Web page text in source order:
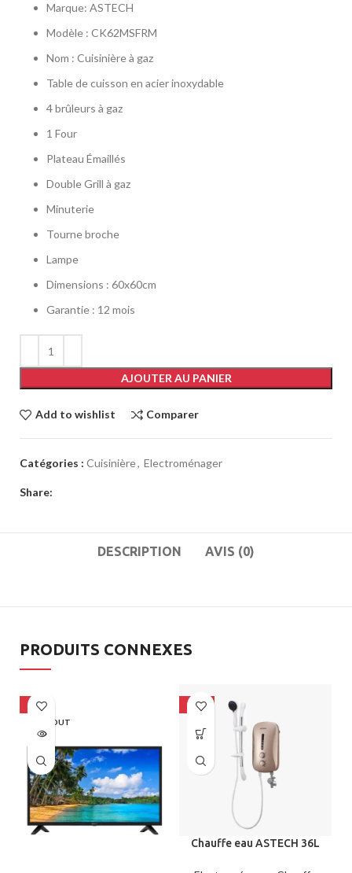
Marque: ASTECH
Modèle : CK62MSFRM
Nom : Cuisinière à gaz
Table de cuisson en acier inoxydable
4 brûleurs à gaz
1 Four
Plateau Émaillés
Double Grill à gaz
Minuterie
Tourne broche
Lampe
Dimensions : 60x60cm
Garantie : 12 mois
AJOUTER AU PANIER
Add to wishlist Comparer
Catégories : Cuisinière, Electroménager
Share:
DESCRIPTION AVIS (0)
PRODUITS CONNEXES
-9%
SOLD OUT
-25%
Chauffe eau ASTECH 36L